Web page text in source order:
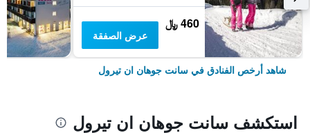
460 ﷼
عرض الصفقة
شاهد أرخص الفنادق في سانت جوهان ان تيرول
استكشف سانت جوهان ان تيرول